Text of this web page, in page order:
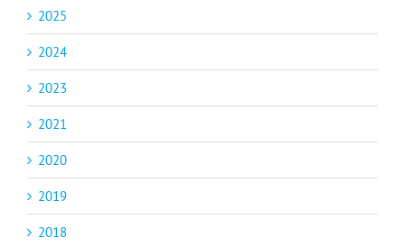
2025
2024
2023
2021
2020
2019
2018